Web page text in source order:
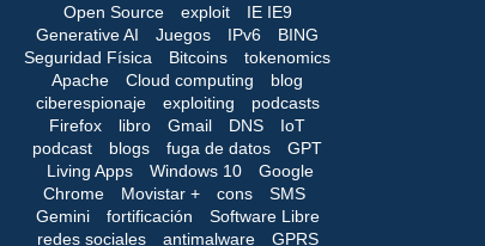
Open Source
exploit
IE IE9
Generative AI
Juegos IPv6
BING
Seguridad Física
Bitcoins
tokenomics
Apache
Cloud computing
blog
ciberespionaje
exploiting
podcasts
Firefox
libro Gmail DNS
IoT
podcast
blogs fuga de datos
GPT
Living Apps
Windows 10
Google
Chrome
Movistar + cons
SMS
Gemini
fortificación
Software Libre
redes sociales
antimalware
GPRS